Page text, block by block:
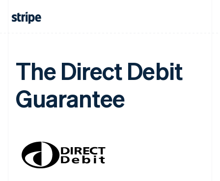
The Direct Debit
Guarantee
English
奥地利
巴西
Português English
保加利亚
English
比利时
丹麦
English
德国
Deutsch